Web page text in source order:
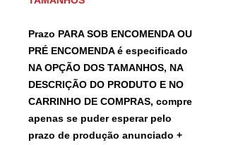
Prazo PARA SOB ENCOMENDA OU
PRÉ ENCOMENDA é especificado
NA OPÇÃO DOS TAMANHOS, NA
DESCRIÇÃO DO PRODUTO E NO
CARRINHO DE COMPRAS, compre
apenas se puder esperar pelo
prazo de produção anunciado +